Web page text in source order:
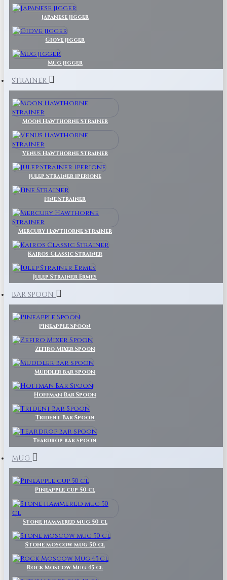
Japanese jigger
Giove jigger
Mug jigger
STRAINER
Moon Hawthorne Strainer
Venus Hawthorne Strainer
Julep Strainer Iperione
Fine Strainer
Mercury Hawthorne Strainer
Kairos Classic Strainer
Julep Strainer Ermes
BAR SPOON
Pineapple Spoon
Zefiro Mixer Spoon
Muddler bar spoon
Hoffman Bar Spoon
Trident Bar Spoon
Teardrop bar spoon
MUG
Pineapple cup 50 cl
Stone hammered mug 50 cl
Stone moscow mug 50 cl
Rock Moscow Mug 45 cl